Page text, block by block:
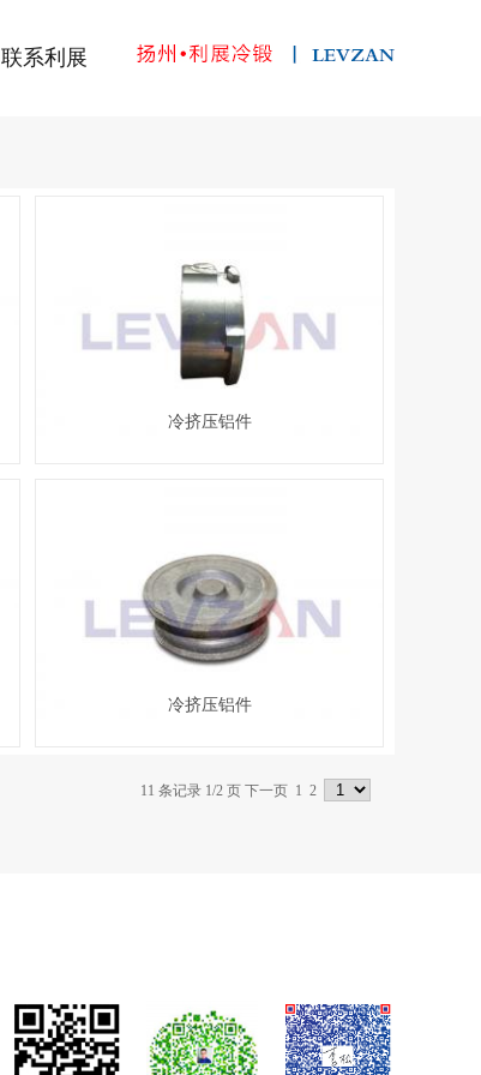
联系利展
冷挤压铝件
冷挤压铝件
11 条记录 1/2 页 下一页 1 2